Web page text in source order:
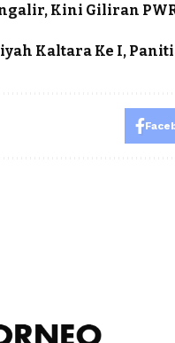
Kini Giliran
Kaltara Ke I,